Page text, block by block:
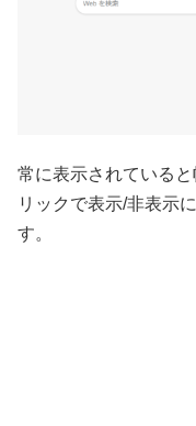
常に表示されている
リックで表示/非表示
す。